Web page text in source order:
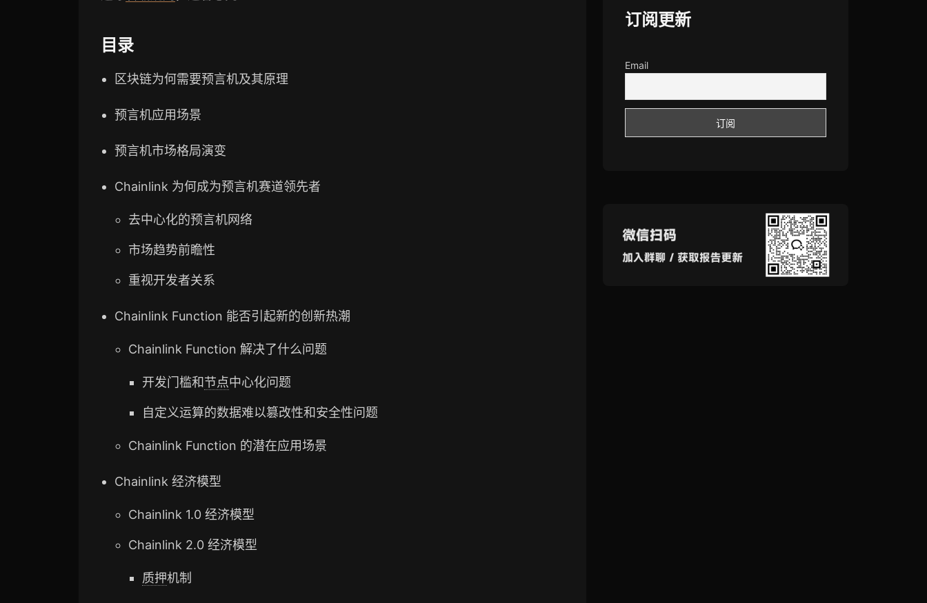
目录
区块链为何需要预言机及其原理
预言机应用场景
预言机市场格局演变
Chainlink 为何成为预言机赛道领先者
去中心化的预言机网络
市场趋势前瞻性
重视开发者关系
Chainlink Function 能否引起新的创新热潮
Chainlink Function 解决了什么问题
开发门槛和节点中心化问题
自定义运算的数据难以篡改性和安全性问题
Chainlink Function 的潜在应用场景
Chainlink 经济模型
Chainlink 1.0 经济模型
Chainlink 2.0 经济模型
质押机制
订阅更新
Email